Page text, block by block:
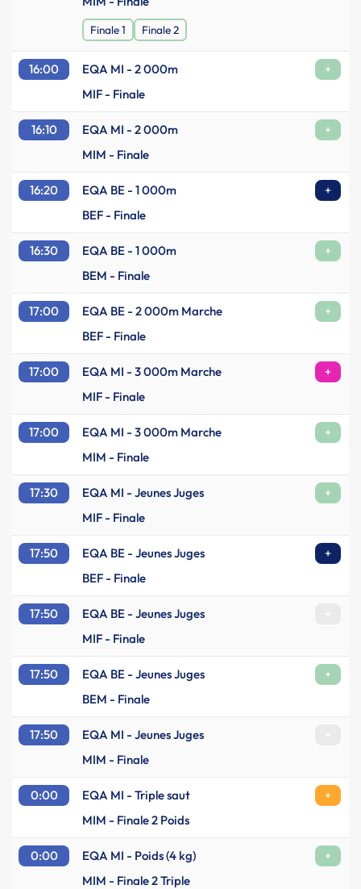
Finale 1 Finale 2
16:00 EQA MI - 2 000m
+
MIF - Finale
16:10 EQA MI - 2 000m
+
MIM - Finale
16:20 EQA BE - 1 000m
+
BEF - Finale
16:30 EQA BE - 1 000m
+
BEM - Finale
17:00 EQA BE - 2 000m Marche
+
BEF - Finale
17:00 EQA MI - 3 000m Marche
+
MIF - Finale
17:00 EQA MI - 3 000m Marche
+
MIM - Finale
17:30 EQA MI - Jeunes Juges
+
MIF - Finale
17:50 EQA BE - Jeunes Juges
+
BEF - Finale
17:50 EQA BE - Jeunes Juges
MIF - Finale
17:50 EQA BE - Jeunes Juges
+
BEM - Finale
17:50 EQA MI - Jeunes Juges
MIM - Finale
0:00 EQA MI - Triple saut
+
MIM - Finale 2 Poids
0:00 EQA MI - Poids (4 kg)
+
MIM - Finale 2 Triple